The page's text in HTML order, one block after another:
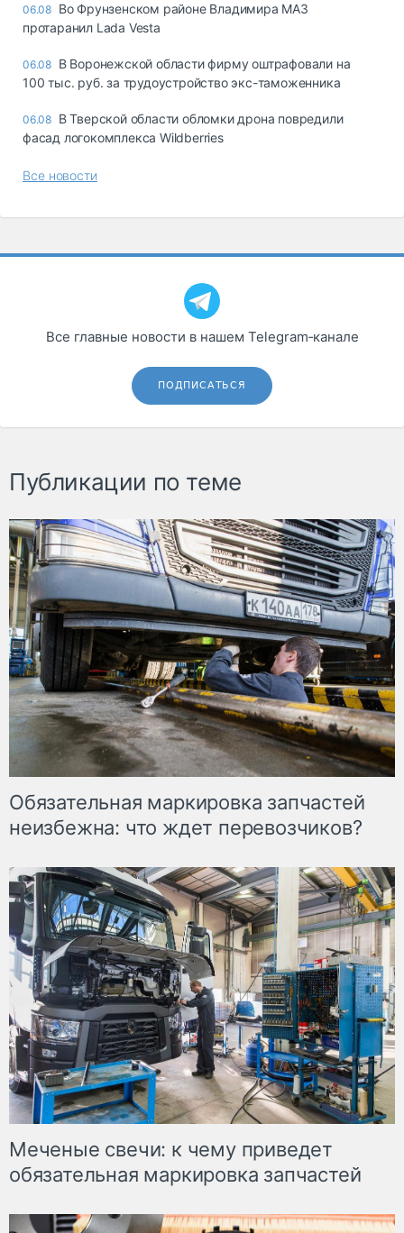
06.08 Во Фрунзенском районе Владимира МАЗ
протаранил Lada Vesta
06.08 В Воронежской области фирму оштрафовали на
100 тыс. руб. за трудоустройство экс-таможенника
06.08 В Тверской области обломки дрона повредили
фасад логокомплекса Wildberries
Все новости
Все главные новости в нашем Telegram‑канале
ПОДПИСАТЬСЯ
Публикации по теме
Обязательная маркировка запчастей
неизбежна: что ждет перевозчиков?
Меченые свечи: к чему приведет
обязательная маркировка запчастей